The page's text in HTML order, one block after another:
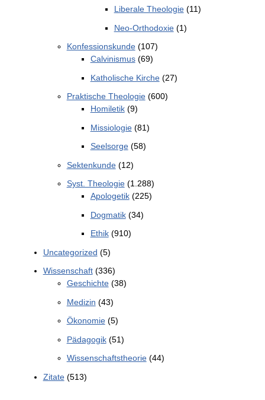
Liberale Theologie(11)
Neo-Orthodoxie(1)
Konfessionskunde(107)
Calvinismus(69)
Katholische Kirche(27)
Praktische Theologie(600)
Homiletik(9)
Missiologie(81)
Seelsorge(58)
Sektenkunde(12)
Syst. Theologie(1.288)
Apologetik(225)
Dogmatik(34)
Ethik(910)
Uncategorized (5)
Wissenschaft(336)
Geschichte(38)
Medizin (43)
Ökonomie(5)
Pädagogik(51)
Wissenschaftstheorie(44)
Zitate(513)